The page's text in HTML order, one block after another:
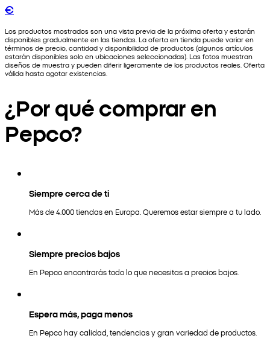
€
Los productos mostrados son una vista previa de la próxima oferta y estarán
disponibles gradualmente en las tiendas. La oferta en tienda puede variar en
términos de precio, cantidad y disponibilidad de productos (algunos artículos
estarán disponibles solo en ubicaciones seleccionadas). Las fotos muestran
diseños de muestra y pueden diferir ligeramente de los productos reales. Oferta
válida hasta agotar existencias.
¿Por qué comprar en
Pepco?
Siempre cerca de ti
Más de 4.000 tiendas en Europa. Queremos estar siempre a tu lado.
Siempre precios bajos
En Pepco encontrarás todo lo que necesitas a precios bajos.
Espera más, paga menos
En Pepco hay calidad, tendencias y gran variedad de productos.